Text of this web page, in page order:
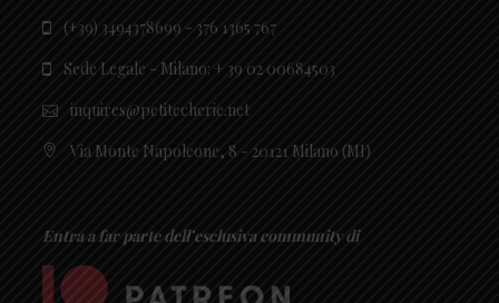
(+39) 3494378699 - 376 1365 767
Sede Legale - Milano: + 39 02 00684503
inquires@petitecherie.net
Via Monte Napoleone, 8 - 20121 Milano (MI)
Entra a far parte dell’esclusiva community di